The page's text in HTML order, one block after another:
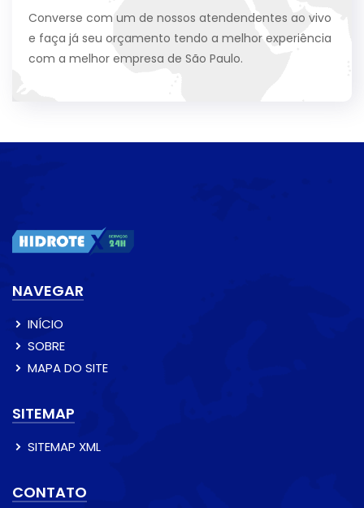
Converse com um de nossos atendendentes ao vivo
e faça já seu orçamento tendo a melhor experiência
com a melhor empresa de São Paulo.
NAVEGAR
INÍCIO
SOBRE
MAPA DO SITE
SITEMAP
SITEMAP XML
CONTATO